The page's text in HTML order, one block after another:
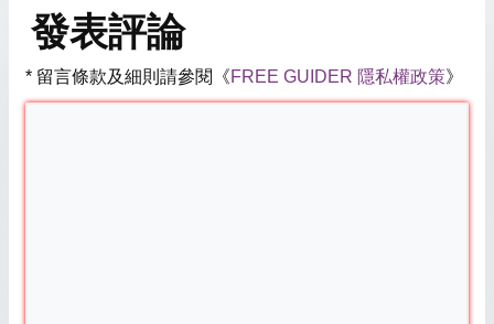
發表評論
* 留言條款及細則請參閱《FREE GUIDER 隱私權政策》